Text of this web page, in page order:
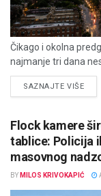
Čikago i okolna
najmanje tri dana
SAZNAJTE VIŠE
Flock kamere
tablice: Policija
masovnog
BY MILOS KRIVOKAPIĆ